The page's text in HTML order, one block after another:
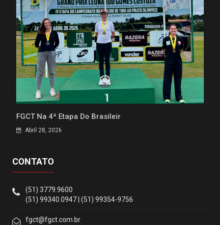
FGCT Na 4ª Etapa Do Brasileir
Abril 28, 2026
CONTATO
(51) 3779.9600
(51) 99340.0947 | (51) 99354-9756
fgct@fgct.com.br